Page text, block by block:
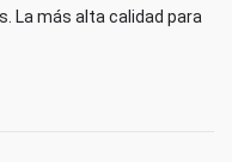
La más alta calidad para